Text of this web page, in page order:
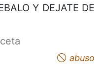
Y DEJATE DE
abuso